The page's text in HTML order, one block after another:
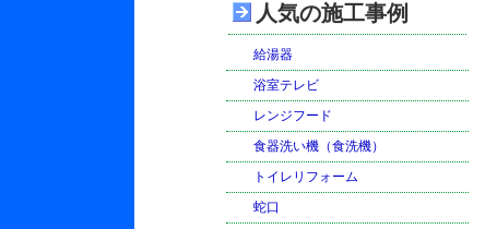
人気の施工事例
給湯器
浴室テレビ
レンジフード
食器洗い機（食洗機）
トイレリフォーム
蛇口